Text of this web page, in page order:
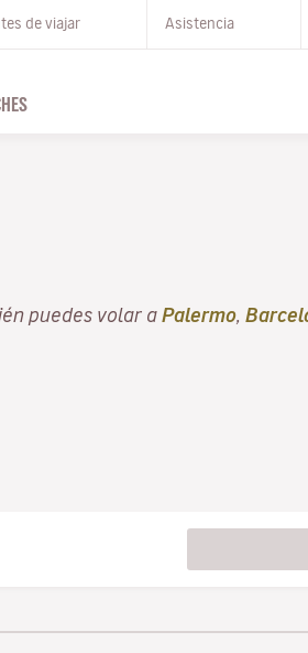
de viajar Asistencia
puedes volar a Palermo